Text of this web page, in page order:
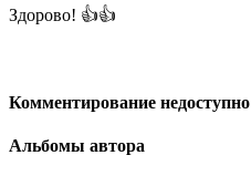
Здорово! 👍👍
Комментирование недоступно
Альбомы автора